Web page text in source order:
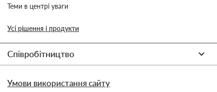
Теми в центрі уваги
Усі рішення і продукти
Співробітництво
Умови використання сайту